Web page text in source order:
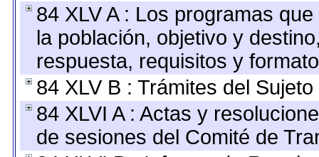
84 XLV A : Los programas
la población, objetivo y
respuesta, requisitos y
84 XLV B : Trámites del
84 XLVI A : Actas y
de sesiones del Comité de